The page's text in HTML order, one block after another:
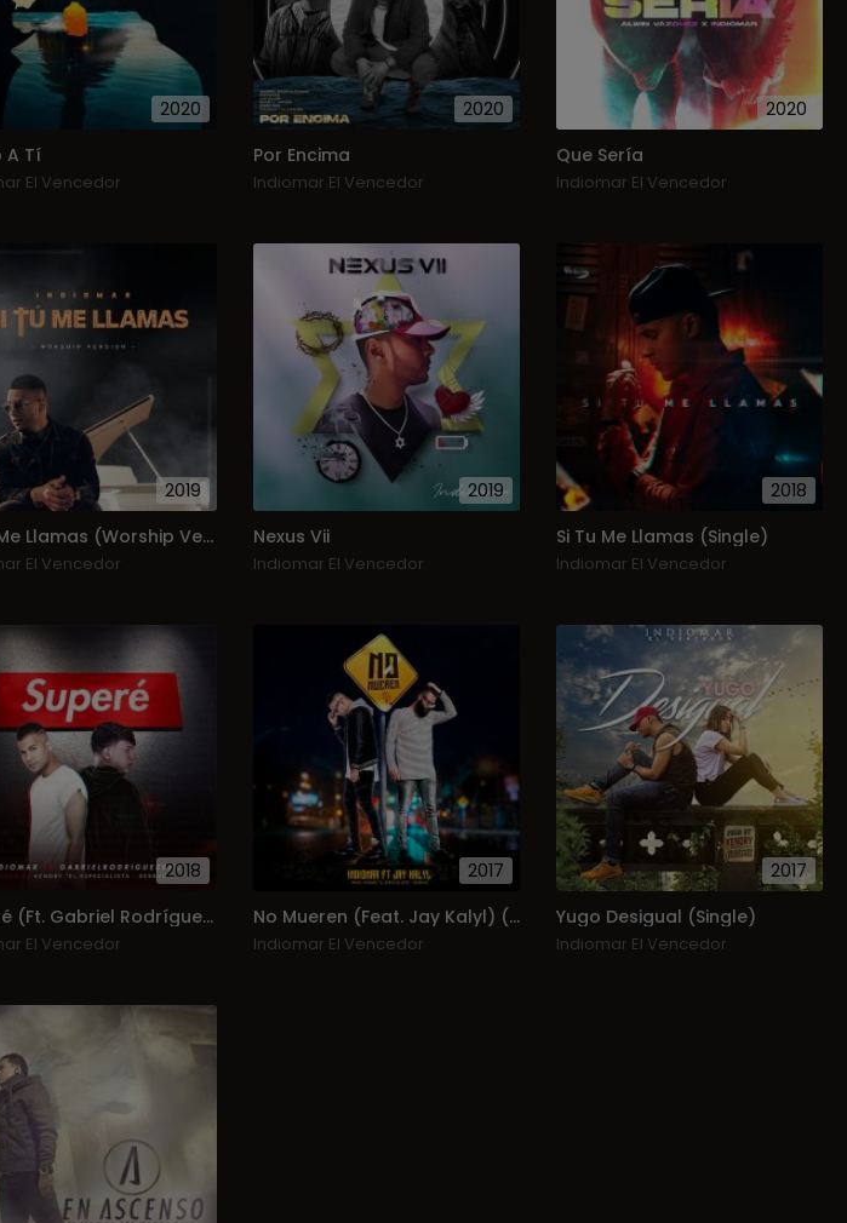
2020
A Tí
El Vencedor
2020
Por Encima
Indiomar El Vencedor
2020
Que Sería
Indiomar El Vencedor
2019
Si Tú Me Llamas (Worship Version) (Single)
El Vencedor
2019
Nexus Vii
Indiomar El Vencedor
2018
Si Tu Me Llamas (Single)
Indiomar El Vencedor
2018
Superé (Ft. Gabriel Rodríguez Emc) (Single)
El Vencedor
2017
No Mueren (Feat. Jay Kalyl) (Single)
Indiomar El Vencedor
2017
Yugo Desigual (Single)
Indiomar El Vencedor